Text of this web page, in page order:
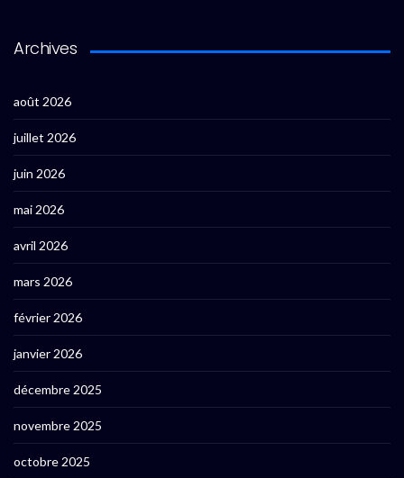
Archives
août 2026
juillet 2026
juin 2026
mai 2026
avril 2026
mars 2026
février 2026
janvier 2026
décembre 2025
novembre 2025
octobre 2025